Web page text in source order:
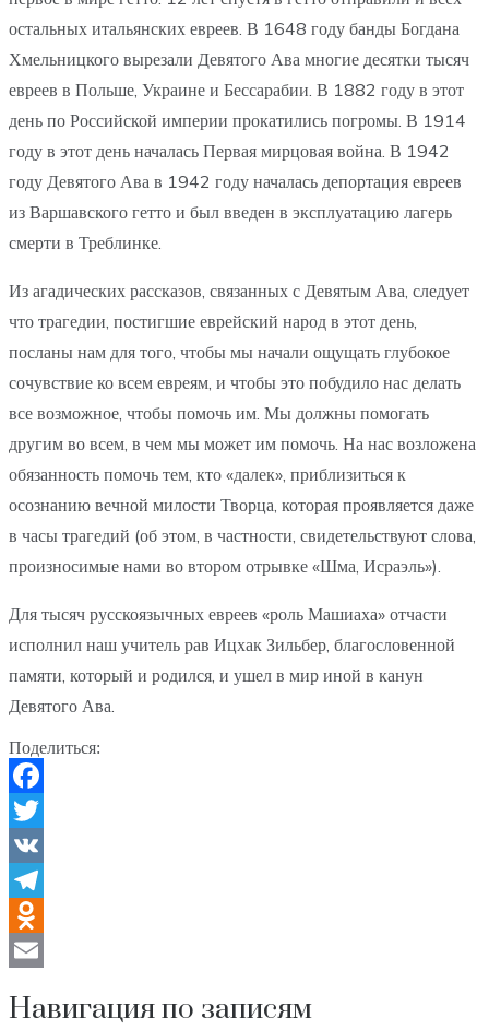
остальных итальянских евреев. В 1648 году банды Богдана
Хмельницкого вырезали Девятого Ава многие десятки тысяч
евреев в Польше, Украине и Бессарабии. В 1882 году в этот
день по Российской империи прокатились погромы. В 1914
году в этот день началась Первая мирцовая война. В 1942
году Девятого Ава в 1942 году началась депортация евреев
из Варшавского гетто и был введен в эксплуатацию лагерь
смерти в Треблинке.
Из агадических рассказов, связанных с Девятым Ава, следует
что трагедии, постигшие еврейский народ в этот день,
посланы нам для того, чтобы мы начали ощущать глубокое
сочувствие ко всем евреям, и чтобы это побудило нас делать
все возможное, чтобы помочь им. Мы должны помогать
другим во всем, в чем мы может им помочь. На нас возложена
обязанность помочь тем, кто «далек», приблизиться к
осознанию вечной милости Творца, которая проявляется даже
в часы трагедий (об этом, в частности, свидетельствуют слова,
произносимые нами во втором отрывке «Шма, Исраэль»).
Для тысяч русскоязычных евреев «роль Машиаха» отчасти
исполнил наш учитель рав Ицхак Зильбер, благословенной
памяти, который и родился, и ушел в мир иной в канун
Девятого Ава.
Поделиться:
Facebook
Twitter
VK
Telegram
Odnoklassniki
Навигация по записям